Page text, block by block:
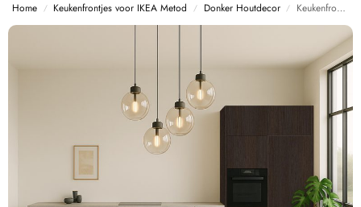
Home / Keukenfrontjes voor IKEA Metod / Donker Houtdecor / Keukenfronten Eiken Donker (R20033 NW) voor IKEA Metod